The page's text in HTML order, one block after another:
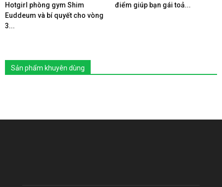
Hotgirl phòng gym Shim
Euddeum và bí quyết cho vòng
3...
điểm giúp bạn gái toả...
Sản phẩm khuyên dùng